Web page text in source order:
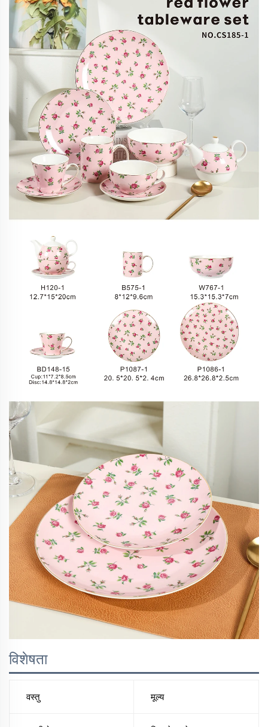
विशेषता
वस्तु मूल्य